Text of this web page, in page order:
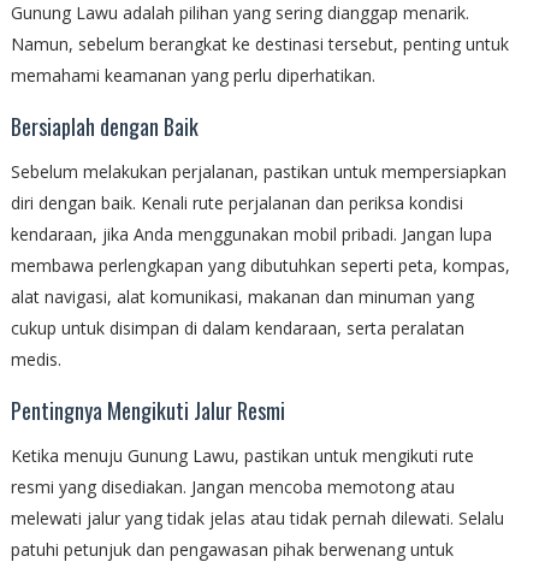
Gunung Lawu adalah pilihan yang sering dianggap menarik.
Namun, sebelum berangkat ke destinasi tersebut, penting untuk
memahami keamanan yang perlu diperhatikan.
Bersiaplah dengan Baik
Sebelum melakukan perjalanan, pastikan untuk mempersiapkan
diri dengan baik. Kenali rute perjalanan dan periksa kondisi
kendaraan, jika Anda menggunakan mobil pribadi. Jangan lupa
membawa perlengkapan yang dibutuhkan seperti peta, kompas,
alat navigasi, alat komunikasi, makanan dan minuman yang
cukup untuk disimpan di dalam kendaraan, serta peralatan
medis.
Pentingnya Mengikuti Jalur Resmi
Ketika menuju Gunung Lawu, pastikan untuk mengikuti rute
resmi yang disediakan. Jangan mencoba memotong atau
melewati jalur yang tidak jelas atau tidak pernah dilewati. Selalu
patuhi petunjuk dan pengawasan pihak berwenang untuk